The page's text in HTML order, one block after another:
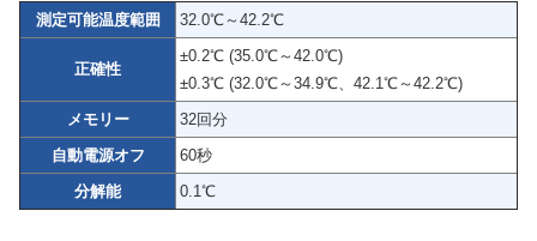
測定可能温度範囲 32.0℃～42.2℃
正確性
±0.2℃ (35.0℃～42.0℃)
±0.3℃ (32.0℃～34.9℃、42.1℃～42.2℃)
メモリー
32回分
自動電源オフ
60秒
分解能
0.1℃